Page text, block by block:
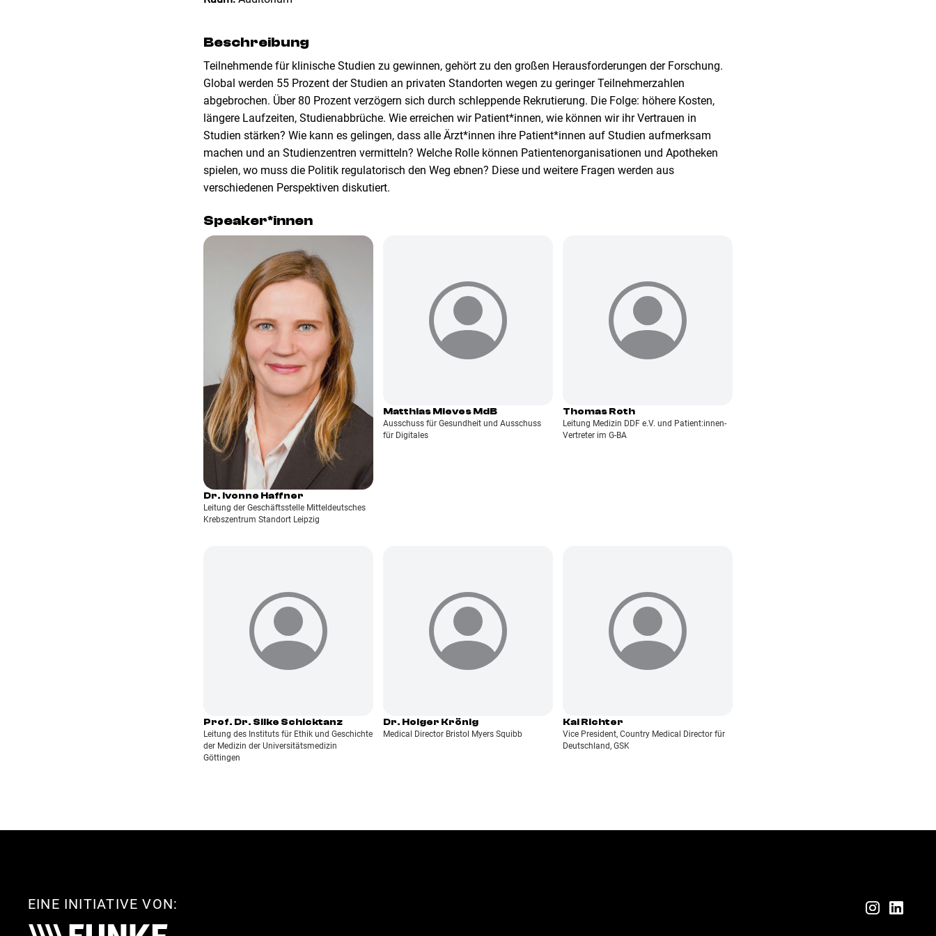
Beschreibung
Teilnehmende für klinische Studien zu gewinnen, gehört zu den großen Herausforderungen der Forschung.
Global werden 55 Prozent der Studien an privaten Standorten wegen zu geringer Teilnehmerzahlen
abgebrochen. Über 80 Prozent verzögern sich durch schleppende Rekrutierung. Die Folge: höhere Kosten,
längere Laufzeiten, Studienabbrüche. Wie erreichen wir Patient*innen, wie können wir ihr Vertrauen in
Studien stärken? Wie kann es gelingen, dass alle Ärzt*innen ihre Patient*innen auf Studien aufmerksam
machen und an Studienzentren vermitteln? Welche Rolle können Patientenorganisationen und Apotheken
spielen, wo muss die Politik regulatorisch den Weg ebnen? Diese und weitere Fragen werden aus
verschiedenen Perspektiven diskutiert.
Speaker*innen
Dr. Ivonne Haffner
Leitung der Geschäftsstelle Mitteldeutsches
Krebszentrum Standort Leipzig
Matthias Mieves MdB
Ausschuss für Gesundheit und Ausschuss
für Digitales
Thomas Roth
Leitung Medizin DDF e.V. und Patient:innen-
Vertreter im G-BA
Prof. Dr. Silke Schicktanz
Leitung des Instituts für Ethik und Geschichte
der Medizin der Universitätsmedizin
Göttingen
Dr. Holger Krönig
Medical Director Bristol Myers Squibb
Kai Richter
Vice President, Country Medical Director für
Deutschland, GSK
EINE INITIATIVE VON: